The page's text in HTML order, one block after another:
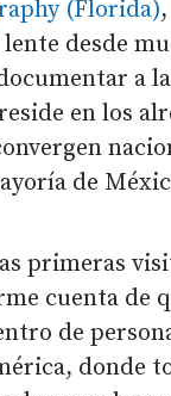
(Florida)
desde
a
en los
de
primeras
cuenta de
de
donde